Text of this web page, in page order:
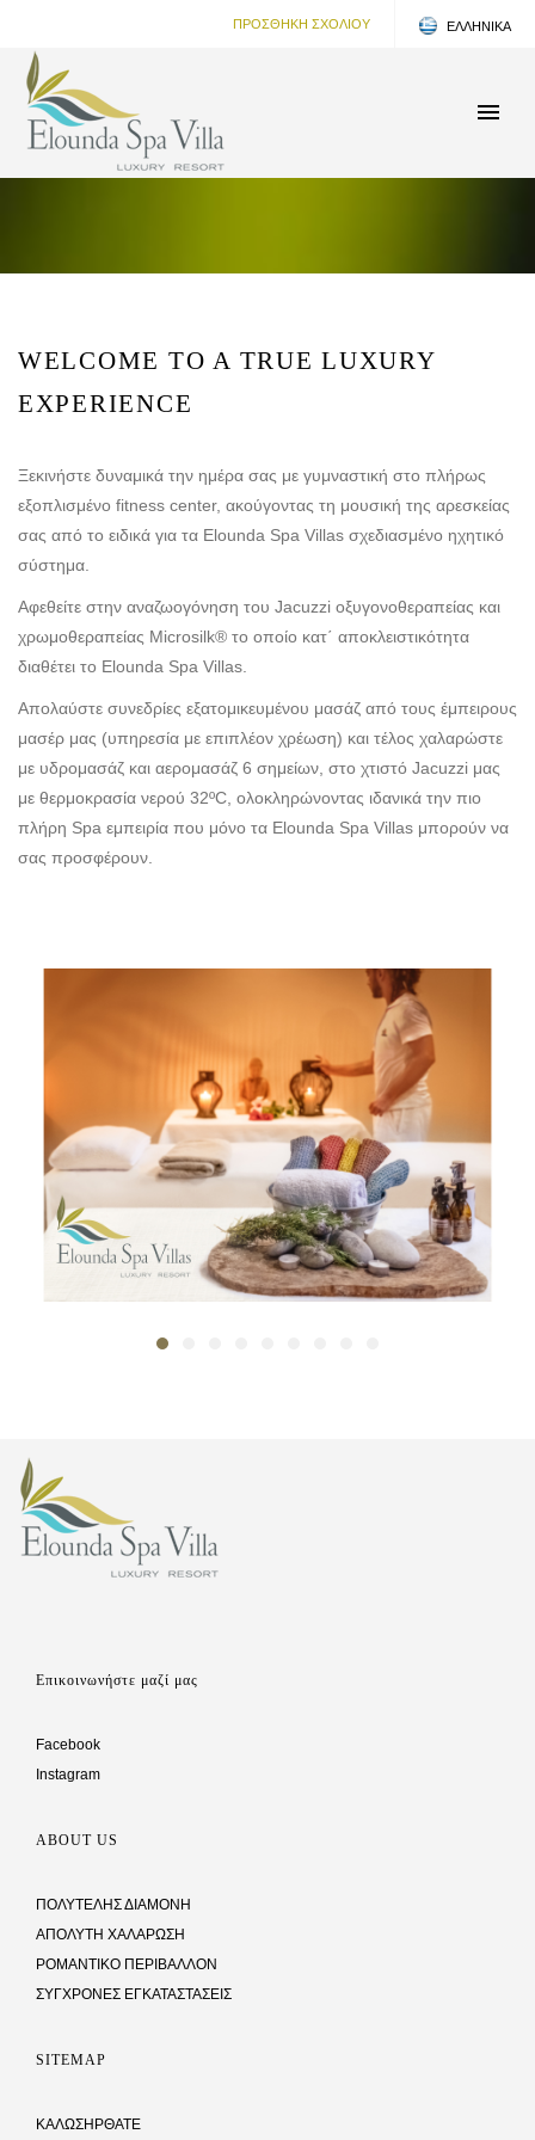
ΠΡΟΣΘΗΚΗ ΣΧΟΛΙΟΥ ΕΛΛΗΝΙΚΑ
WELCOME TO A TRUE LUXURY
EXPERIENCE
Ξεκινήστε δυναμικά την ημέρα σας με γυμναστική στο πλήρως
εξοπλισμένο fitness center, ακούγοντας τη μουσική της αρεσκείας
σας από το ειδικά για τα Elounda Spa Villas σχεδιασμένο ηχητικό
σύστημα.
Αφεθείτε στην αναζωογόνηση του Jacuzzi οξυγονοθεραπείας και
χρωμοθεραπείας Microsilk® το οποίο κατ΄ αποκλειστικότητα
διαθέτει το Elounda Spa Villas.
Απολαύστε συνεδρίες εξατομικευμένου μασάζ από τους έμπειρους
μασέρ μας (υπηρεσία με επιπλέον χρέωση) και τέλος χαλαρώστε
με υδρομασάζ και αερομασάζ 6 σημείων, στο χτιστό Jacuzzi μας
με θερμοκρασία νερού 32ºC, ολοκληρώνοντας ιδανικά την πιο
πλήρη Spa εμπειρία που μόνο τα Elounda Spa Villas μπορούν να
σας προσφέρουν.
Επικοινωνήστε μαζί μας
Facebook
Instagram
ABOUT US
ΠΟΛΥΤΕΛHΣ ΔΙΑΜΟΝΗ
ΑΠΟΛΥΤΗ ΧΑΛΑΡΩΣΗ
ΡΟΜΑΝΤΙΚΟ ΠΕΡΙΒΑΛΛΟΝ
ΣΥΓΧΡΟΝΕΣ ΕΓΚΑΤΑΣΤΑΣΕΙΣ
SITEMAP
ΚΑΛΩΣΗΡΘΑΤΕ